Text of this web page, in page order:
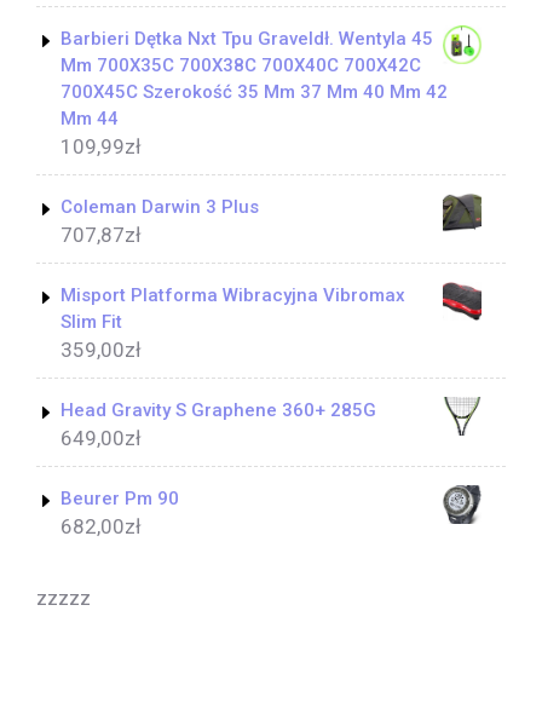
Barbieri Dętka Nxt Tpu Graveldł. Wentyla 45
Mm 700X35C 700X38C 700X40C 700X42C
700X45C Szerokość 35 Mm 37 Mm 40 Mm 42
Mm 44
109,99zł
Coleman Darwin 3 Plus
707,87zł
Misport Platforma Wibracyjna Vibromax
Slim Fit
359,00zł
Head Gravity S Graphene 360+ 285G
649,00zł
Beurer Pm 90
682,00zł
zzzzz